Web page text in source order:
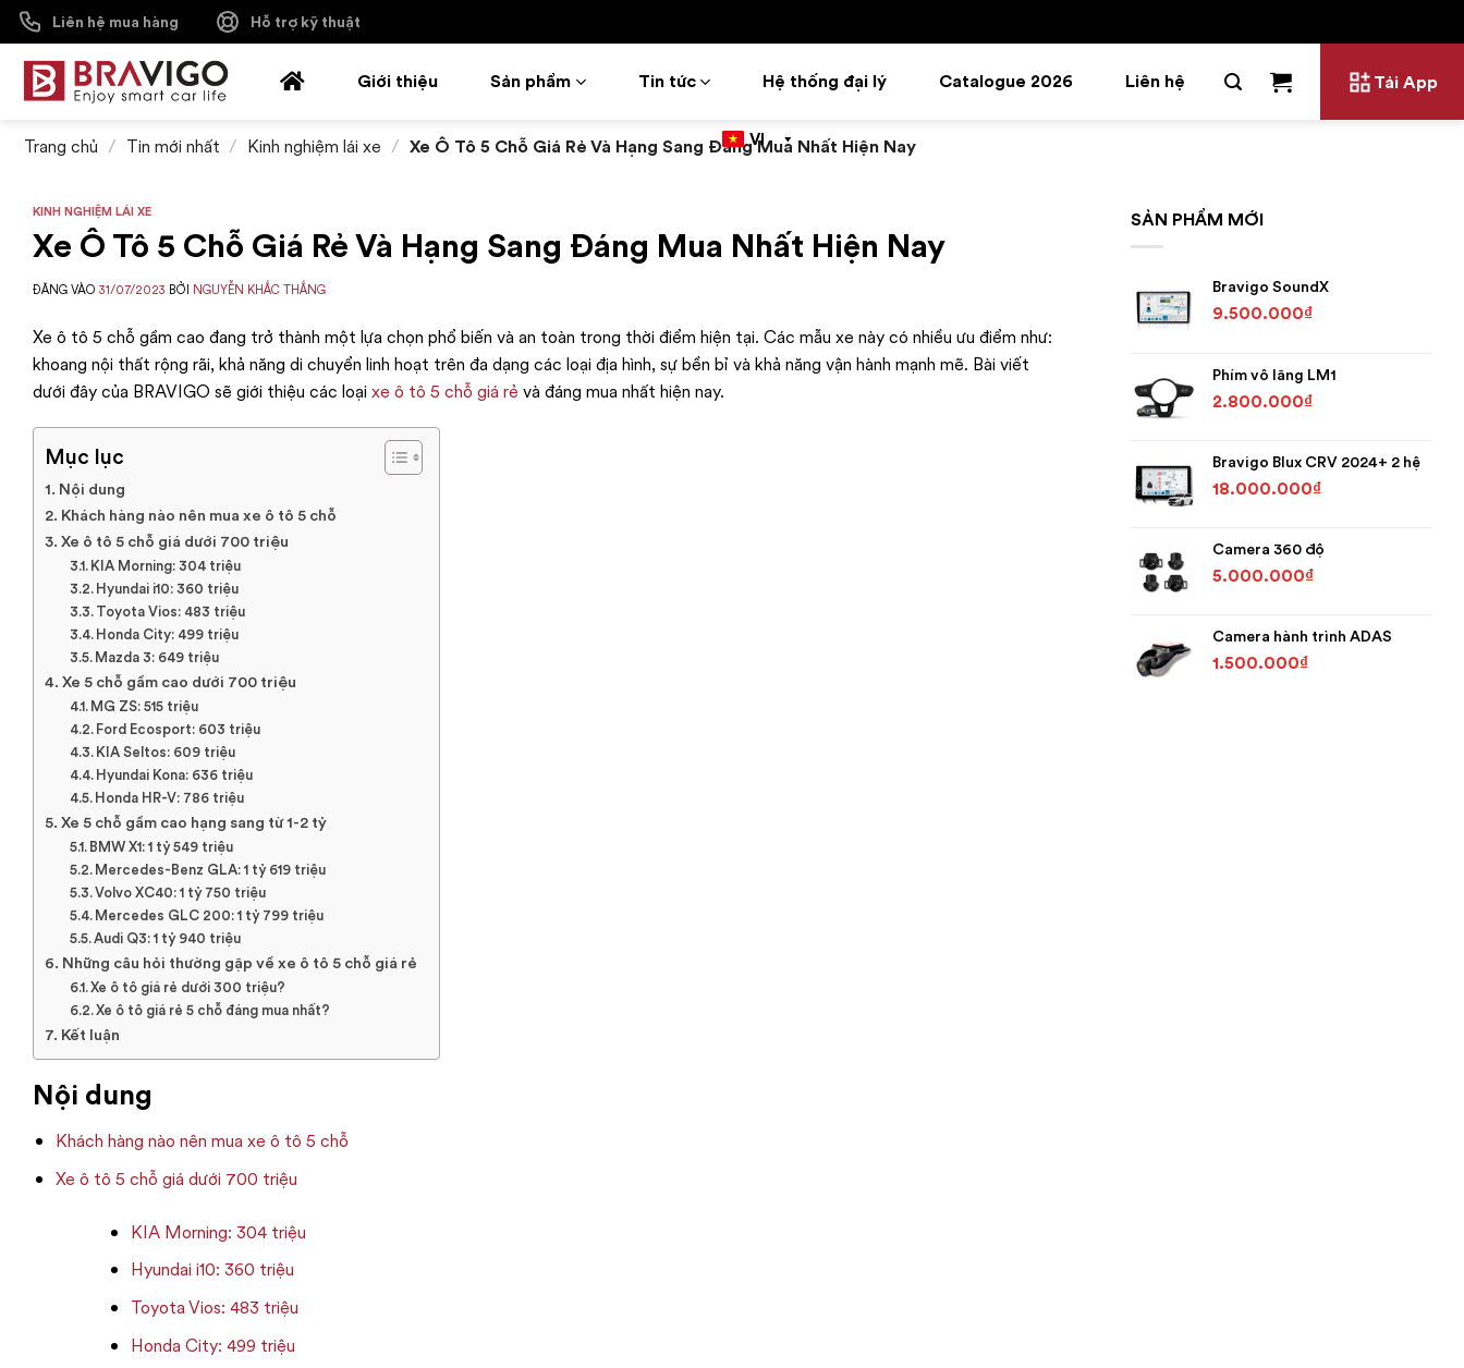
qua
dung
Liên hệ mua hàng Hỗ trợ kỹ thuật
Giới thiệu Sản phẩm Tin tức Hệ thống đại lý Catalogue 2026 Liên hệ
VI
Tải App
Trang chủ / Tin mới nhất / Kinh nghiệm lái xe / Xe Ô Tô 5 Chỗ Giá Rẻ Và Hạng Sang Đáng Mua Nhất Hiện Nay
KINH NGHIỆM LÁI XE
Xe Ô Tô 5 Chỗ Giá Rẻ Và Hạng Sang Đáng Mua Nhất Hiện Nay
ĐĂNG VÀO 31/07/2023 BỞI NGUYỄN KHẮC THẮNG
Xe ô tô 5 chỗ gầm cao đang trở thành một lựa chọn phổ biến và an toàn trong thời điểm hiện tại. Các mẫu xe này có nhiều ưu điểm như:
khoang nội thất rộng rãi, khả năng di chuyển linh hoạt trên đa dạng các loại địa hình, sự bền bỉ và khả năng vận hành mạnh mẽ. Bài viết
dưới đây của BRAVIGO sẽ giới thiệu các loại xe ô tô 5 chỗ giá rẻ và đáng mua nhất hiện nay.
Mục lục
Nội dung
Khách hàng nào nên mua xe ô tô 5 chỗ
Xe ô tô 5 chỗ giá dưới 700 triệu
KIA Morning: 304 triệu
Hyundai i10: 360 triệu
Toyota Vios: 483 triệu
Honda City: 499 triệu
Mazda 3: 649 triệu
Xe 5 chỗ gầm cao dưới 700 triệu
MG ZS: 515 triệu
Ford Ecosport: 603 triệu
KIA Seltos: 609 triệu
Hyundai Kona: 636 triệu
Honda HR-V: 786 triệu
Xe 5 chỗ gầm cao hạng sang từ 1-2 tỷ
BMW X1: 1 tỷ 549 triệu
Mercedes-Benz GLA: 1 tỷ 619 triệu
Volvo XC40: 1 tỷ 750 triệu
Mercedes GLC 200: 1 tỷ 799 triệu
Audi Q3: 1 tỷ 940 triệu
Những câu hỏi thường gặp về xe ô tô 5 chỗ giá rẻ
Xe ô tô giá rẻ dưới 300 triệu?
Xe ô tô giá rẻ 5 chỗ đáng mua nhất?
Kết luận
Nội dung
Khách hàng nào nên mua xe ô tô 5 chỗ
Xe ô tô 5 chỗ giá dưới 700 triệu
KIA Morning: 304 triệu
Hyundai i10: 360 triệu
Toyota Vios: 483 triệu
Honda City: 499 triệu
SẢN PHẨM MỚI
Bravigo SoundX
9.500.000₫
Phím vô lăng LM1
2.800.000₫
Bravigo Blux CRV 2024+ 2 hệ
18.000.000₫
Camera 360 độ
5.000.000₫
Camera hành trình ADAS
1.500.000₫